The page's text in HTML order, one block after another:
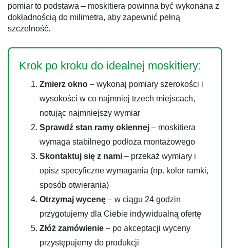
pomiar to podstawa – moskitiera powinna być wykonana z
dokładnością do milimetra, aby zapewnić pełną
szczelność.
Krok po kroku do idealnej moskitiery:
Zmierz okno – wykonaj pomiary szerokości i
wysokości w co najmniej trzech miejscach,
notując najmniejszy wymiar
Sprawdź stan ramy okiennej – moskitiera
wymaga stabilnego podłoża montażowego
Skontaktuj się z nami – przekaż wymiary i
opisz specyficzne wymagania (np. kolor ramki,
sposób otwierania)
Otrzymaj wycenę – w ciągu 24 godzin
przygotujemy dla Ciebie indywidualną ofertę
Złóż zamówienie – po akceptacji wyceny
przystępujemy do produkcji